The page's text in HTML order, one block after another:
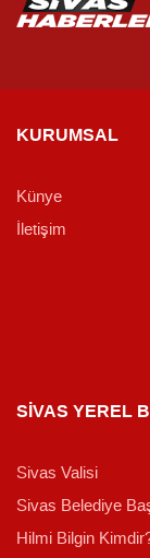
KURUMSAL
Künye
İletişim
SİVAS YEREL
Sivas Valisi
Sivas Belediye
Hilmi Bilgin